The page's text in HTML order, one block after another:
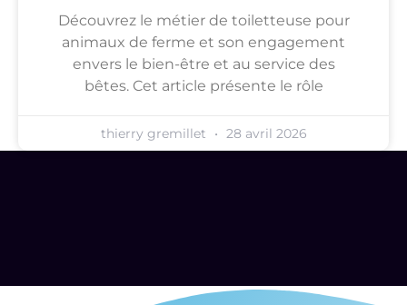
Découvrez le métier de toiletteuse pour
animaux de ferme et son engagement
envers le bien-être et au service des
bêtes. Cet article présente le rôle
thierry gremillet 28 avril 2026